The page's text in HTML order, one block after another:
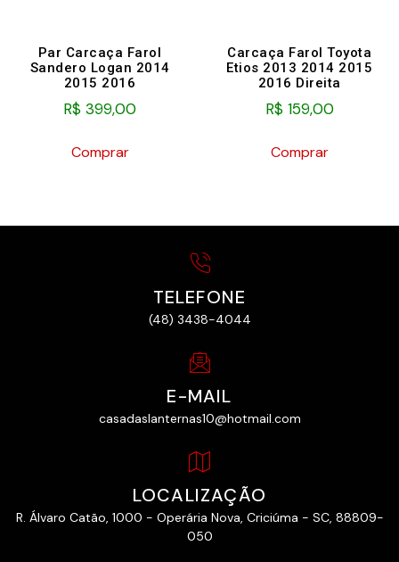
Par Carcaça Farol
Sandero Logan 2014
2015 2016
R$ 399,00
Comprar
Carcaça Farol Toyota
Etios 2013 2014 2015
2016 Direita
R$159,00
Comprar
TELEFONE
(48) 3438-4044
E-MAIL
casadaslanternas10@hotmail.com
LOCALIZAÇÃO
R. Álvaro Catão, 1000 - Operária Nova, Criciúma - SC, 88809-
050